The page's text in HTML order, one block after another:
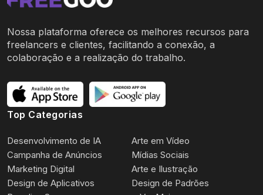
Nossa plataforma oferece os melhores recursos para
freelancers e clientes, facilitando a conexão, a
colaboração e a realização do trabalho.
Top Categorias
Desenvolvimento de IA
Arte em Vídeo
Campanha de Anúncios
Mídias Sociais
Marketing Digital
Arte e Ilustração
Design de Aplicativos
Design de Padrões